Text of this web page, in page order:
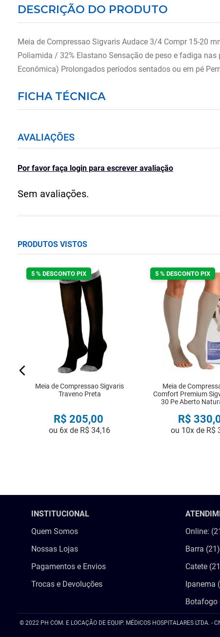
DESCRIÇÃO DO PRODUTO
Meia de Compressao Sigvaris Audace 3/4 Compr 15-20
Poliamida / 32% Elastano Sensação de peso e fadiga
Econômica) Prolongados períodos sentados ou em pé
FICHA TÉCNICA
AVALIAÇÕES
Por favor faça login para escrever avaliação
Sem avaliações.
PRODUTOS VISTOS
5 % DESCONTO PIX
Meia de Compressao Sigvaris
Traveno Preta
R$ 205,00
ou 6x de R$ 34,16
5 % DESCONTO PIX
Meia de
Comfort Premium
30 Pe Aberto
R$ 330,
ou 10x de R$
INSTITUCIONAL
Quem Somos
Nossas Lojas
Pagamentos e Envios
Trocas e Devoluções
Online:
Barra
Catete
Ipanema
Botafogo
© 2022 PH COM. E LOCAÇÃO DE EQUIP. MÉDICOS HOSPITALARES LTDA.